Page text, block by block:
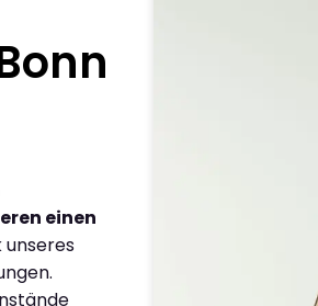
einen
unseres